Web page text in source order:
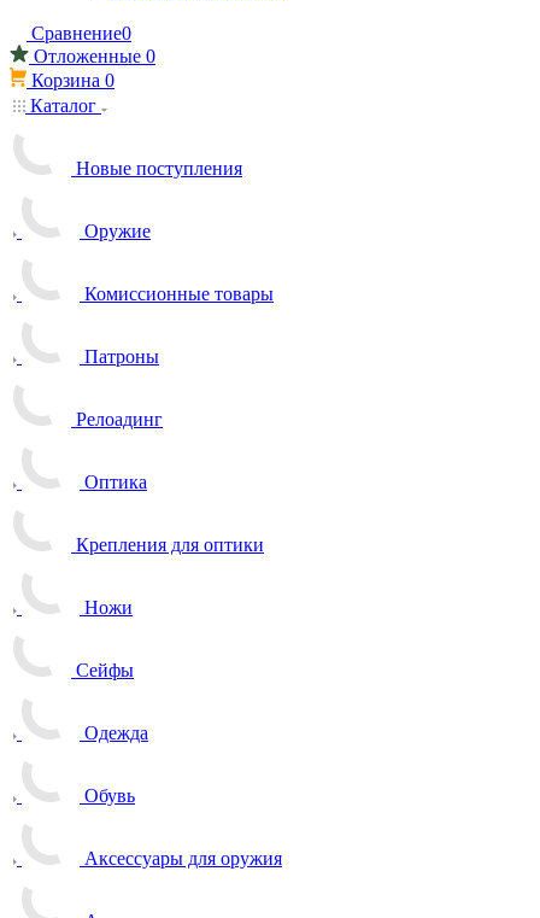
Сравнение0
Отложенные 0
Корзина 0
Каталог
Новые поступления
Оружие
Комиссионные товары
Патроны
Релоадинг
Оптика
Крепления для оптики
Ножи
Сейфы
Одежда
Обувь
Аксессуары для оружия